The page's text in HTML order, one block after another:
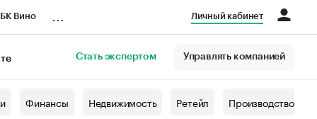
Вино Личный кабинет
Стать экспертом Управлять компанией
Финансы Недвижимость Ретейл Производство